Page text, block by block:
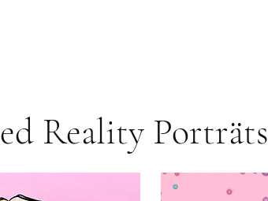
Reality Porträts